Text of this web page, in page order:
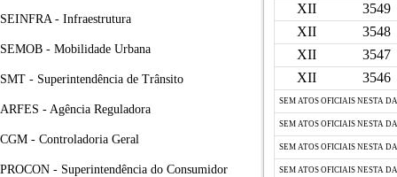
SEINFRA - Infraestrutura
SEMOB - Mobilidade Urbana
SMT - Superintendência de Trânsito
ARFES - Agência Reguladora
CGM - Controladoria Geral
PROCON - Superintendência do Consumidor
XII
3549
XII
3548
XII
3547
XII
3546
SEM ATOS OFICIAIS NESTA
SEM ATOS OFICIAIS NESTA
SEM ATOS OFICIAIS NESTA
SEM ATOS OFICIAIS NESTA